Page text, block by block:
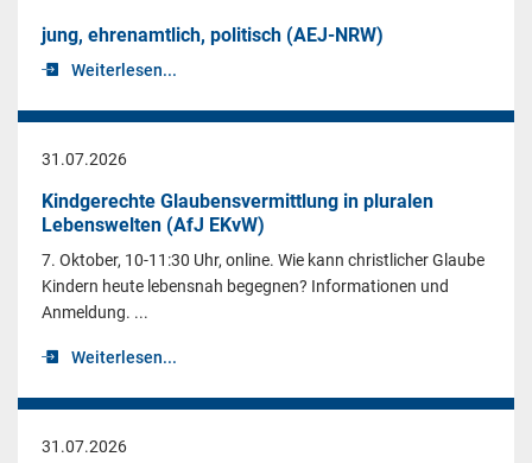
jung, ehrenamtlich, politisch (AEJ-NRW)
Weiterlesen...
31.07.2026
Kindgerechte Glaubensvermittlung in pluralen
Lebenswelten (AfJ EKvW)
7. Oktober, 10-11:30 Uhr, online. Wie kann christlicher Glaube
Kindern heute lebensnah begegnen? Informationen und
Anmeldung. ...
Weiterlesen...
31.07.2026